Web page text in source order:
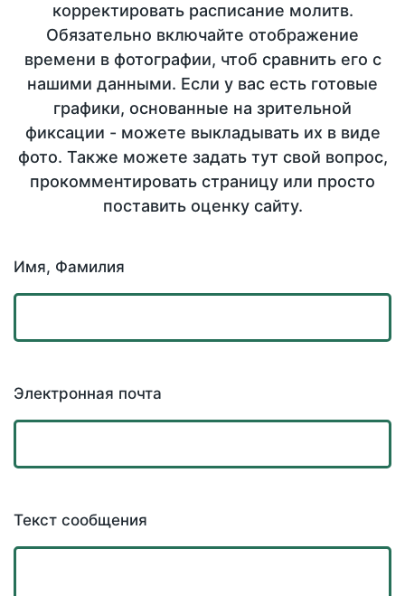
корректировать расписание молитв.
Обязательно включайте отображение
времени в фотографии, чтоб сравнить его с
нашими данными. Если у вас есть готовые
графики, основанные на зрительной
фиксации - можете выкладывать их в виде
фото. Также можете задать тут свой вопрос,
прокомментировать страницу или просто
поставить оценку сайту.
Имя, Фамилия
Электронная почта
Текст сообщения